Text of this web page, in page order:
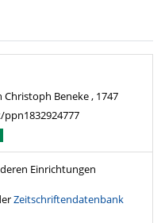
Beneke , 1747
Einrichtungen
Zeitschriftendatenbank